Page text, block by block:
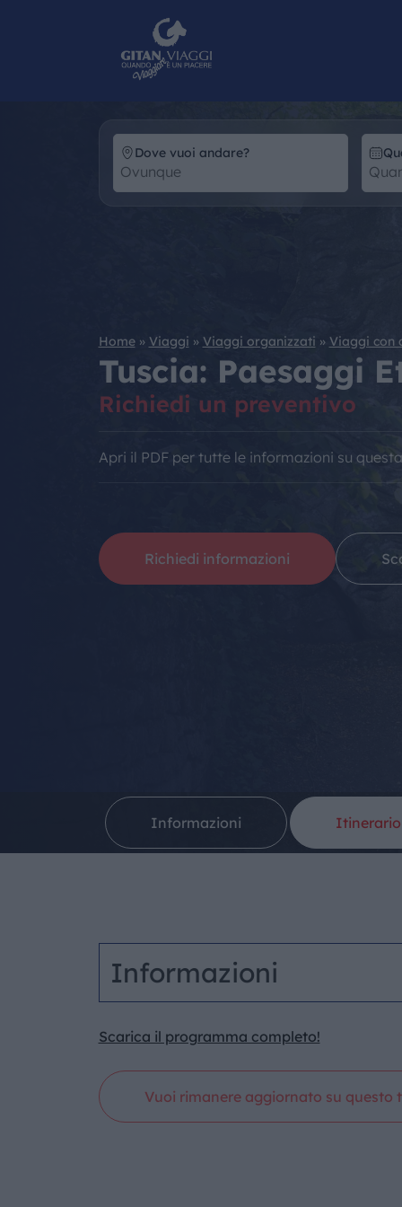
Dove vuoi andare?
Home » Viaggi » Viaggi organizzati » Viaggi con
Tuscia: Paesaggi
Richiedi un preventivo
Apri il PDF per tutte le informazioni su
Richiedi informazioni
Informazioni Itinerario
Informazioni
Scarica il programma completo!
Vuoi rimanere aggiornato su questo